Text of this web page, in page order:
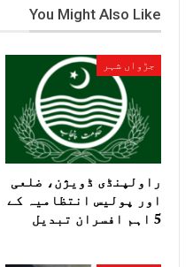
You Might Also Like
جڑواں شہر
راولپنڈی ڈویژن، ضلعی
اور پولیس انتظامیہ کے
5 اہم افسران تبدیل